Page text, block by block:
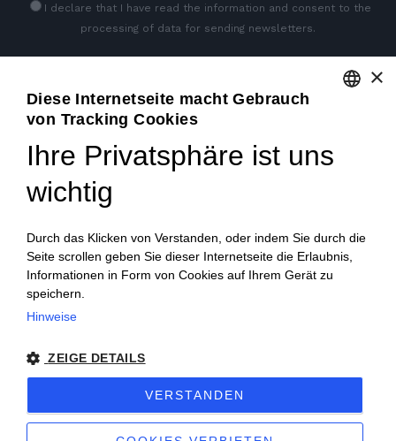
I declare that I have read the information and consent to the
processing of data for sending newsletters.
SEITEN SOZIALEN
© 2018 V2 S.p.A. con Socio Unico -
ITALIAN
PORTUGUESE
×
Diese Internetseite macht Gebrauch
von Tracking Cookies
Ihre Privatsphäre ist uns
wichtig
Durch das Klicken von Verstanden, oder indem Sie durch die
Seite scrollen geben Sie dieser Internetseite die Erlaubnis,
Informationen in Form von Cookies auf Ihrem Gerät zu
speichern.
Hinweise
ZEIGE DETAILS
VERSTANDEN